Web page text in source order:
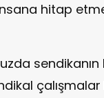
hitap
sendikanın